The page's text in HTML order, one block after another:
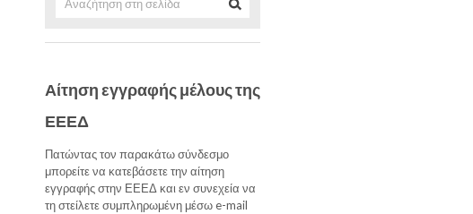
Αίτηση εγγραφής μέλους της
ΕΕΕΔ
Πατώντας τον παρακάτω σύνδεσμο
μπορείτε να κατεβάσετε την αίτηση
εγγραφής στην ΕΕΕΔ και εν συνεχεία να
τη στείλετε συμπληρωμένη μέσω e-mail